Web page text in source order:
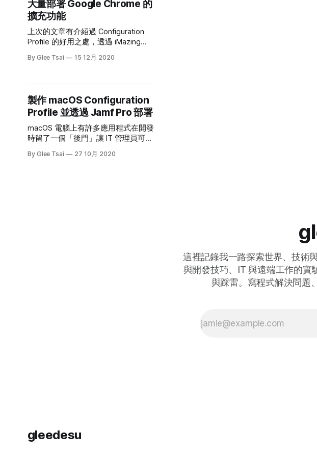
<configuration_profile> <id>7</id>
大量部署 Google Chrome 的
擴充功能
上次的文章有介紹過 Configuration
Profile 的好用之處，透過 iMazing
XML 文件。 其實 Configuration
員管理 Google Chrome 的瀏覽器設
定。這邊舉一個例子，如果在部署
macOS 設備時，希望把公司常用的
Google Chrome 擴充功能一併裝下去
的話，用 iMazing Profile Creator 就
能做到了。 找出 Google Chrome
Extension 擴充功能 ID 打開 Google
By Glee Tsai 15 12月 2020
製作 macOS Configuration
Profile 並透過 Jamf Pro 部署
macOS 電腦上有許多應用程式在開發
時留了一個「後門」讓 IT 管理員可以
需要使用者自行去設定，換而言之，
By Glee Tsai 27 10月 2020
這裡記錄我一路探索世界、技術
與開發技巧、IT 與遠端工作的實
與踩雷。寫程式解決問題
gleedesu